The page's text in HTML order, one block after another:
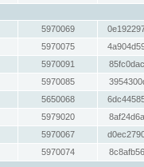
5970069
5970075
5970091
5970085
5650068
5979020
5970067
5970074